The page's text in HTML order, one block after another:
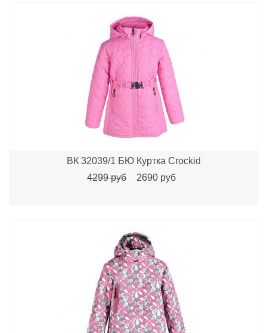
ВК 32039/1 БЮ Куртка Crockid
4299 руб
2690 руб